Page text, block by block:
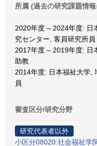
所属 (過去の研究課題情
2020年度 – 2024年度: 日
究センター, 客員研究所員
2017年度 – 2019年度: 日
助教
2014年度: 日本福祉大学,
員
審査区分/研究分野
研究代表者以外
小区分08020:社会福祉学